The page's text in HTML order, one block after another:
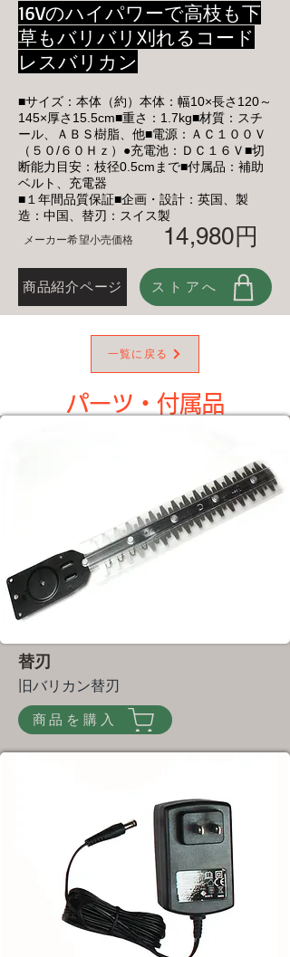
16Vのハイパワーで高枝も下
草もバリバリ刈れるコード
レスバリカン
■サイズ：本体（約）本体：幅10×長さ120～
145×厚さ15.5cm■重さ：1.7kg■材質：スチ
ール、ＡＢＳ樹脂、他■電源：ＡＣ１００Ｖ
（５０/６０Ｈｚ）●充電池：ＤＣ１６Ｖ■切
断能力目安：枝径0.5cmまで■付属品：補助
ベルト、充電器
■１年間品質保証■企画・設計：英国、製
造：中国、替刃：スイス製
メーカー希望小売価格 14,980円
商品紹介ページ ストアへ
一覧に戻る
パーツ・​付属品
替刃
旧バリカン替刃
商品を購入